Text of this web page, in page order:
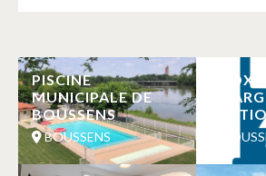
PISCINE
MUNICIPALE DE
BOUSSENS
BOUSSENS